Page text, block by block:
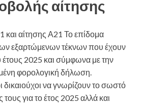
αίτησης
αίτησης Α21 Το επίδομα
εξαρτώμενων τέκνων που έχουν
2025 και σύμφωνα με την
φορολογική δήλωση.
να γνωρίζουν το σωστό
για το έτος 2025 αλλά και